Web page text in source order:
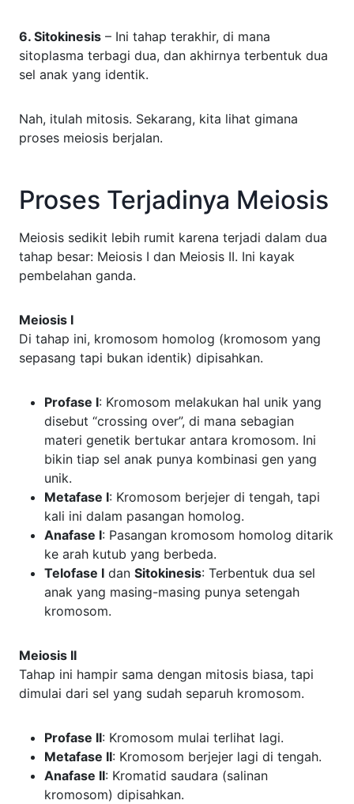
6. Sitokinesis – Ini tahap terakhir, di mana
sitoplasma terbagi dua, dan akhirnya terbentuk dua
sel anak yang identik.
Nah, itulah mitosis. Sekarang, kita lihat gimana
proses meiosis berjalan.
Proses Terjadinya Meiosis
Meiosis sedikit lebih rumit karena terjadi dalam dua
tahap besar: Meiosis I dan Meiosis II. Ini kayak
pembelahan ganda.
Meiosis I
Di tahap ini, kromosom homolog (kromosom yang
sepasang tapi bukan identik) dipisahkan.
Profase I: Kromosom melakukan hal unik yang
disebut “crossing over”, di mana sebagian
materi genetik bertukar antara kromosom. Ini
bikin tiap sel anak punya kombinasi gen yang
unik.
Metafase I: Kromosom berjejer di tengah, tapi
kali ini dalam pasangan homolog.
Anafase I: Pasangan kromosom homolog ditarik
ke arah kutub yang berbeda.
Telofase I dan Sitokinesis: Terbentuk dua sel
anak yang masing-masing punya setengah
kromosom.
Meiosis II
Tahap ini hampir sama dengan mitosis biasa, tapi
dimulai dari sel yang sudah separuh kromosom.
Profase II: Kromosom mulai terlihat lagi.
Metafase II: Kromosom berjejer lagi di tengah.
Anafase II: Kromatid saudara (salinan
kromosom) dipisahkan.